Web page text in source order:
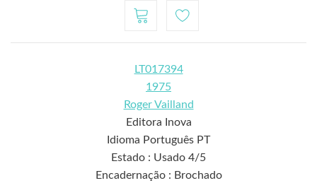
LT017394
1975
Roger Vailland
Editora Inova
Idioma Português PT
Estado : Usado 4/5
Encadernação : Brochado